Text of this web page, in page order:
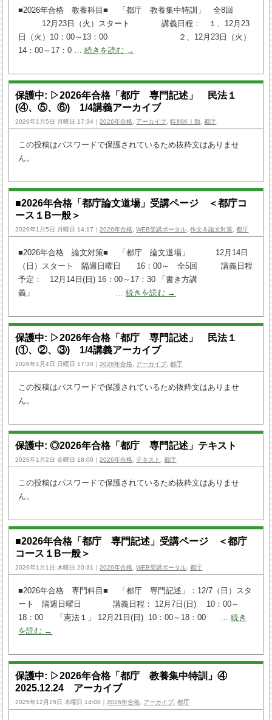
■2026年合格 教養科目■ 「都庁 教養集中特訓」 全8回
12月23日（火）スタート 講義日程： １、12月23
日（火）10：00～13：00 ２、12月23日（火）
14：00～17：0 …続きを読む →
保護中: ▷2026年合格「都庁 専門記述」 民法１
(④、⑤、⑥) 1/4講義アーカイブ
2026年1月5日 月曜日 17:34｜2026年合格, アーカイブ,特別区Ⅰ類,都庁
この投稿はパスワードで保護されているため抜粋文はありませ
ん。
■2026年合格「都庁論文道場」受講ページ ＜都庁コ
ース１B一般＞
2026年1月5日 月曜日 14:17｜2026年合格,WEB受講ポータル,作文＆論文対策,都庁
■2026年合格 論文対策■ 「都庁 論文道場」 12月14日
（日）スタート 隔週日曜日 16：00～ 全5回 講義日程
予定： 12月14日(日) 16：00～17：30 「書き方講
義」 …続きを読む →
保護中: ▷2026年合格「都庁 専門記述」 民法１
(①、②、③) 1/4講義アーカイブ
2026年1月4日 日曜日 17:30｜2026年合格, アーカイブ,都庁
この投稿はパスワードで保護されているため抜粋文はありませ
ん。
保護中: ◎2026年合格「都庁 専門記述」テキスト
2026年1月2日 金曜日 18:00｜2026年合格, テキスト ,都庁
この投稿はパスワードで保護されているため抜粋文はありませ
ん。
■2026年合格「都庁 専門記述」受講ページ ＜都庁
コース１B一般＞
2026年1月1日 木曜日 20:31｜2026年合格,WEB受講ポータル,都庁
■2026年合格 専門科目■ 「都庁 専門記述」：12/7（日）スタ
ート 隔週日曜日 講義日程： 12月7日(日) 10：00～
18：00 「憲法１」 12月21日(日) 10：00～18：00 …続き
を読む →
保護中: ▷2026年合格「都庁 教養集中特訓」④
2025.12.24 アーカイブ
2025年12月25日 木曜日 14:08｜2026年合格, アーカイブ,都庁